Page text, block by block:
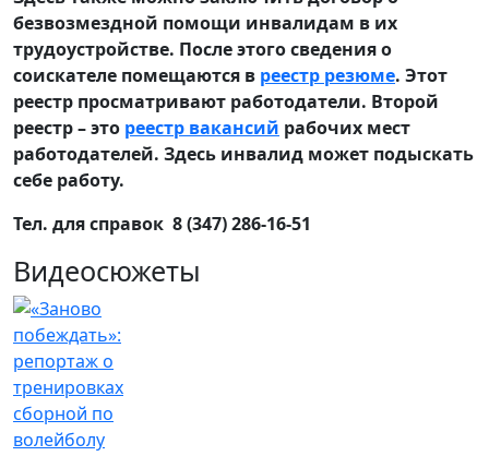
безвозмездной помощи инвалидам в их
трудоустройстве. После этого сведения о
соискателе помещаются в реестр резюме. Этот
реестр просматривают работодатели. Второй
реестр – это реестр вакансий рабочих мест
работодателей. Здесь инвалид может подыскать
себе работу.
Тел. для справок 8 (347) 286-16-51
Видеосюжеты